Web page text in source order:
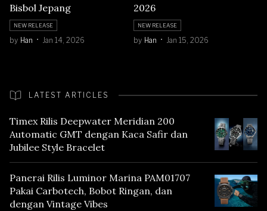
Bisbol Jepang
NEW RELEASE
by Han Jan 14, 2026
2026
NEW RELEASE
by Han Jan 15, 2026
LATEST ARTICLES
Timex Rilis Deepwater Meridian 200
Automatic GMT dengan Kaca Safir dan
Jubilee Style Bracelet
Panerai Rilis Luminor Marina PAM01707
Pakai Carbotech, Bobot Ringan, dan
dengan Vintage Vibes